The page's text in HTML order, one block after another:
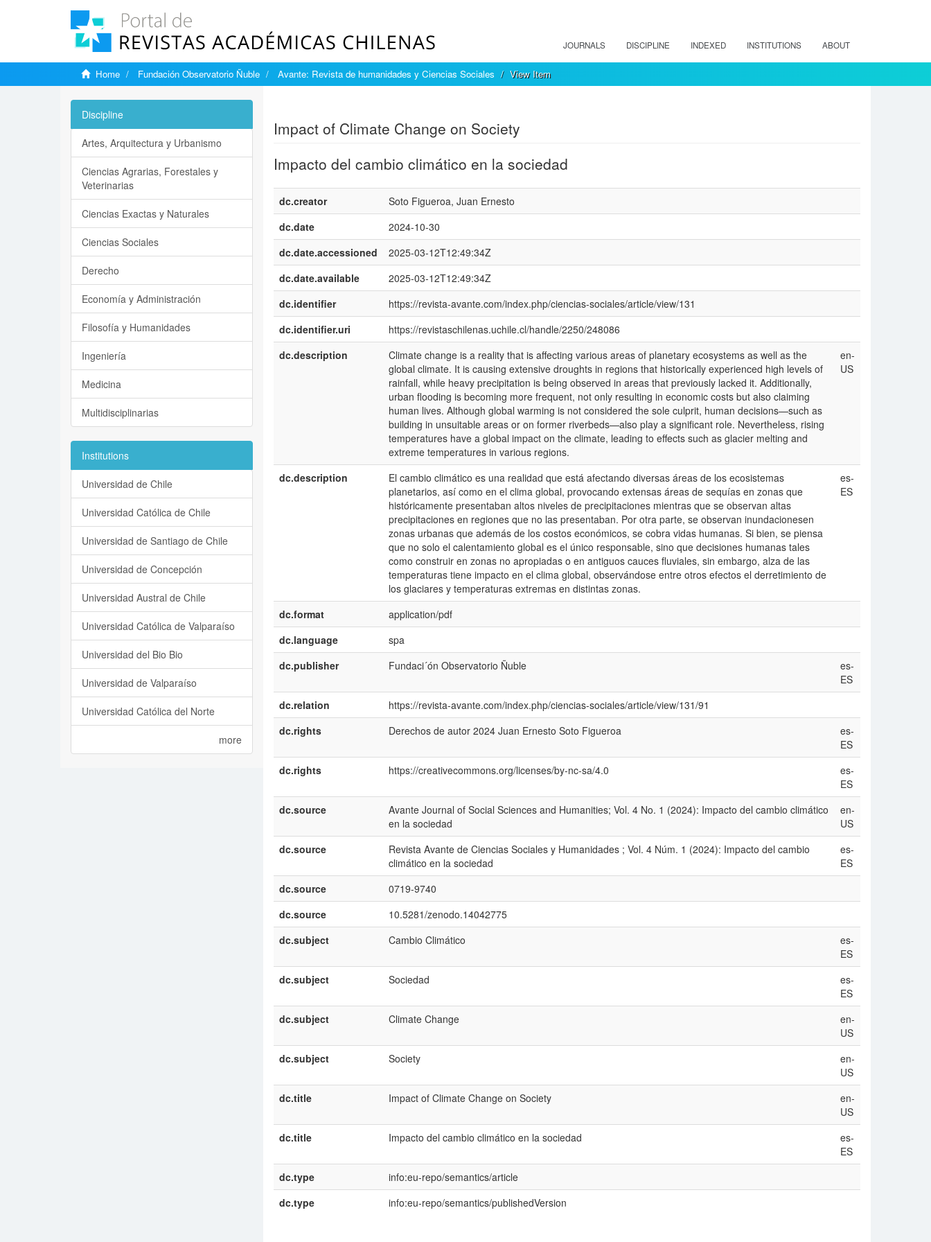
JOURNALS DISCIPLINE INDEXED INSTITUTIONS ABOUT
Home Fundación Observatorio Ñuble Avante: Revista de humanidades y Ciencias Sociales View Item
Impact of Climate Change on Society
Impacto del cambio climático en la sociedad
dc.creator
Soto Figueroa, Juan Ernesto
dc.date
2024-10-30
dc.date.accessioned
2025-03-12T12:49:34Z
dc.date.available
2025-03-12T12:49:34Z
dc.identifier
https://revista-avante.com/index.php/ciencias-sociales/article/view/131
dc.identifier.uri
https://revistaschilenas.uchile.cl/handle/2250/248086
dc.description
Climate change is a reality that is affecting various areas of planetary ecosystems as well as the
global climate. It is causing extensive droughts in regions that historically experienced high levels of
rainfall, while heavy precipitation is being observed in areas that previously lacked it. Additionally,
urban flooding is becoming more frequent, not only resulting in economic costs but also claiming
human lives. Although global warming is not considered the sole culprit, human decisions—such as
building in unsuitable areas or on former riverbeds—also play a significant role. Nevertheless, rising
temperatures have a global impact on the climate, leading to effects such as glacier melting and
extreme temperatures in various regions.
en-
US
dc.description
El cambio climático es una realidad que está afectando diversas áreas de los ecosistemas
planetarios, así como en el clima global, provocando extensas áreas de sequías en zonas que
históricamente presentaban altos niveles de precipitaciones mientras que se observan altas
precipitaciones en regiones que no las presentaban. Por otra parte, se observan inundacionesen
zonas urbanas que además de los costos económicos, se cobra vidas humanas. Si bien, se piensa
que no solo el calentamiento global es el único responsable, sino que decisiones humanas tales
como construir en zonas no apropiadas o en antiguos cauces fluviales, sin embargo, alza de las
temperaturas tiene impacto en el clima global, observándose entre otros efectos el derretimiento de
los glaciares y temperaturas extremas en distintas zonas.
es-
ES
dc.format
application/pdf
dc.language
spa
dc.publisher
Fundaci´ón Observatorio Ñuble
es-
ES
dc.relation
https://revista-avante.com/index.php/ciencias-sociales/article/view/131/91
dc.rights
Derechos de autor 2024 Juan Ernesto Soto Figueroa
es-
ES
dc.rights
https://creativecommons.org/licenses/by-nc-sa/4.0
es-
ES
dc.source
Avante Journal of Social Sciences and Humanities; Vol. 4 No. 1 (2024): Impacto del cambio climático
en la sociedad
en-
US
dc.source
Revista Avante de Ciencias Sociales y Humanidades ; Vol. 4 Núm. 1 (2024): Impacto del cambio
climático en la sociedad
es-
ES
dc.source
0719-9740
dc.source
10.5281/zenodo.14042775
dc.subject
Cambio Climático
es-
ES
dc.subject
Sociedad
es-
ES
dc.subject
Climate Change
en-
US
dc.subject
Society
en-
US
dc.title
Impact of Climate Change on Society
en-
US
dc.title
Impacto del cambio climático en la sociedad
es-
ES
dc.type
info:eu-repo/semantics/article
dc.type
info:eu-repo/semantics/publishedVersion
Discipline
Artes, Arquitectura y Urbanismo
Ciencias Agrarias, Forestales y
Veterinarias
Ciencias Exactas y Naturales
Ciencias Sociales
Derecho
Economía y Administración
Filosofía y Humanidades
Ingeniería
Medicina
Multidisciplinarias
Institutions
Universidad de Chile
Universidad Católica de Chile
Universidad de Santiago de Chile
Universidad de Concepción
Universidad Austral de Chile
Universidad Católica de Valparaíso
Universidad del Bio Bio
Universidad de Valparaíso
Universidad Católica del Norte
more